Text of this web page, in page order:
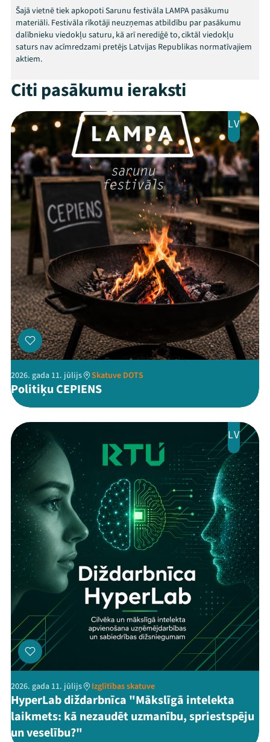
Arhīvs
Viņi bija LAMPĀ 2026
Ziedo
Veikals
Kontakti
ThreadsFacebookYoutube
X Instagram
Flick TikTok
Šajā vietnē tiek apkopoti Sarunu festivāla LAMPA pasākumu
materiāli. Festivāla rīkotāji neuzņemas atbildību par pasākumu
dalībnieku viedokļu saturu, kā arī nerediģē to, ciktāl viedokļu
saturs nav acīmredzami pretējs Latvijas Republikas normatīvajiem
aktiem.
Citi pasākumu ieraksti
LV
2026. gada 11. jūlijs Skatuve DOTS
Politiķu CEPIENS
LV
2026. gada 11. jūlijs Izglītības skatuve
HyperLab diždarbnīca "Mākslīgā intelekta
laikmets: kā nezaudēt uzmanību, spriestspēju
un veselību?"